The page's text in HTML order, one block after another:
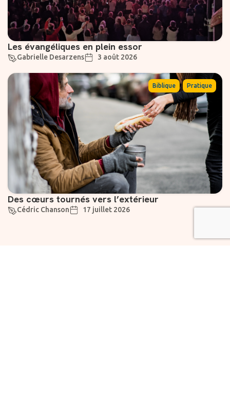
Les évangéliques en plein essor
Gabrielle Desarzens 3 août 2026
Biblique , Pratique
Des cœurs tournés vers l’extérieur
Cédric Chanson 17 juillet 2026